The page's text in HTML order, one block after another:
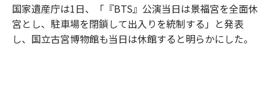
国家遺産庁は1日、「『BTS』公演当日は景福宮を全面休
宮とし、駐車場を閉鎖して出入りを統制する」と発表
し、国立古宮博物館も当日は休館すると明らかにした。